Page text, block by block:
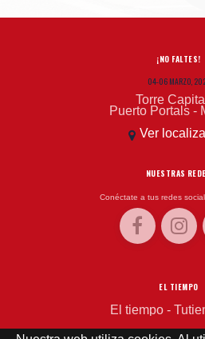
¡NO FALTES!
04-06 MARZO,
Torre
Puerto Portals -
Ver
NUESTRAS
Conéctate a tus redes
EL TIEMPO
El tiempo -